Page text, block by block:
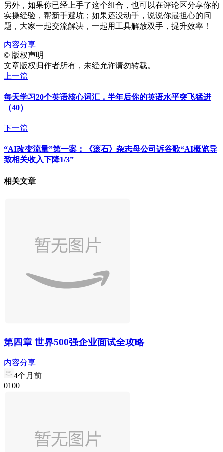
另外，如果你已经上手了这个组合，也可以在评论区分享你的
实操经验，帮新手避坑；如果还没动手，说说你最担心的问
题，大家一起交流解决，一起用工具解放双手，提升效率！
内容分享
© 版权声明
文章版权归作者所有，未经允许请勿转载。
上一篇
每天学习20个英语核心词汇，半年后你的英语水平突飞猛进
（40）
下一篇
“AI改变流量”第一案：《滚石》杂志母公司诉谷歌“AI概览导
致相关收入下降1/3”
相关文章
第四章 世界500强企业面试全攻略
内容分享
4个月前
0100